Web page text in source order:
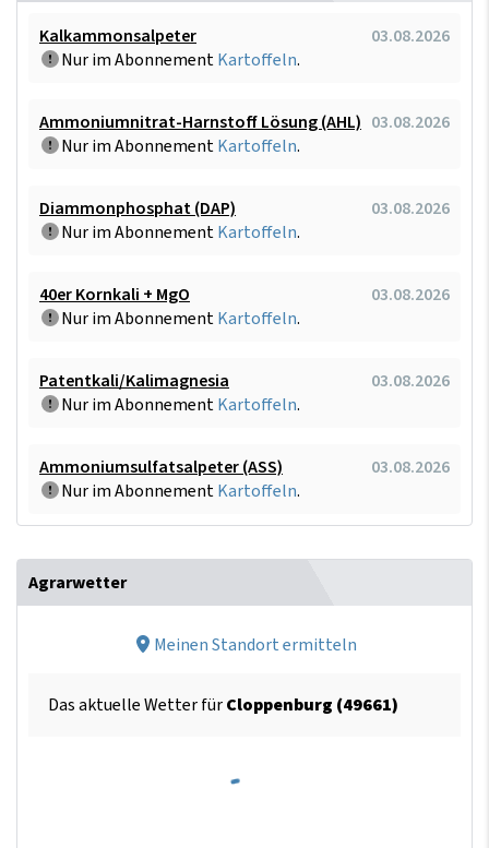
Kalkammonsalpeter
03.08.2026
Nur im AbonnementKartoffeln.
Ammoniumnitrat-Harnstoff Lösung (AHL) 03.08.2026
Nur im AbonnementKartoffeln.
Diammonphosphat (DAP)
03.08.2026
Nur im AbonnementKartoffeln.
40er Kornkali + MgO
03.08.2026
Nur im AbonnementKartoffeln.
Patentkali/Kalimagnesia
03.08.2026
Nur im AbonnementKartoffeln.
Ammoniumsulfatsalpeter (ASS)
03.08.2026
Nur im AbonnementKartoffeln.
Agrarwetter
Meinen Standort ermitteln
Das aktuelle Wetter fürCloppenburg (49661)